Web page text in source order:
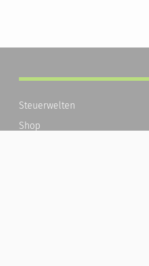
Steuerwelten
Shop